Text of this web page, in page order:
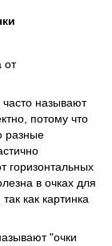
от
называют
потому что
разные
горизонтальных
в очках для
как картинка
"очки